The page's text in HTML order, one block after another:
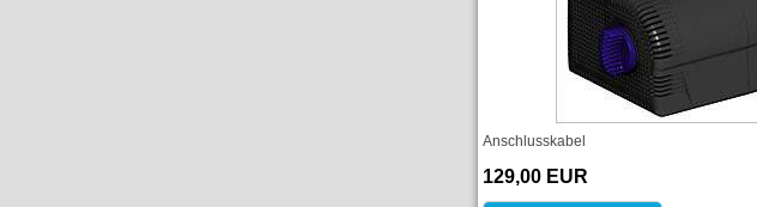
Anschlusskabel
129,00 EUR